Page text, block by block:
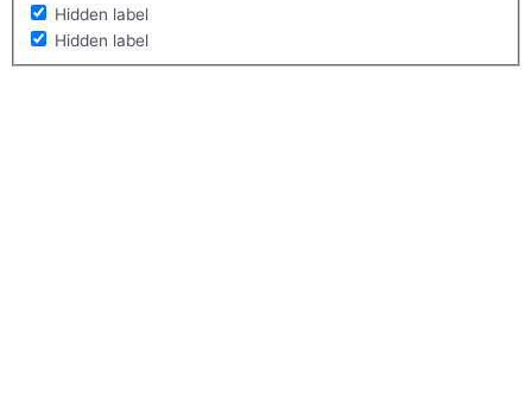
Hidden label
Hidden label